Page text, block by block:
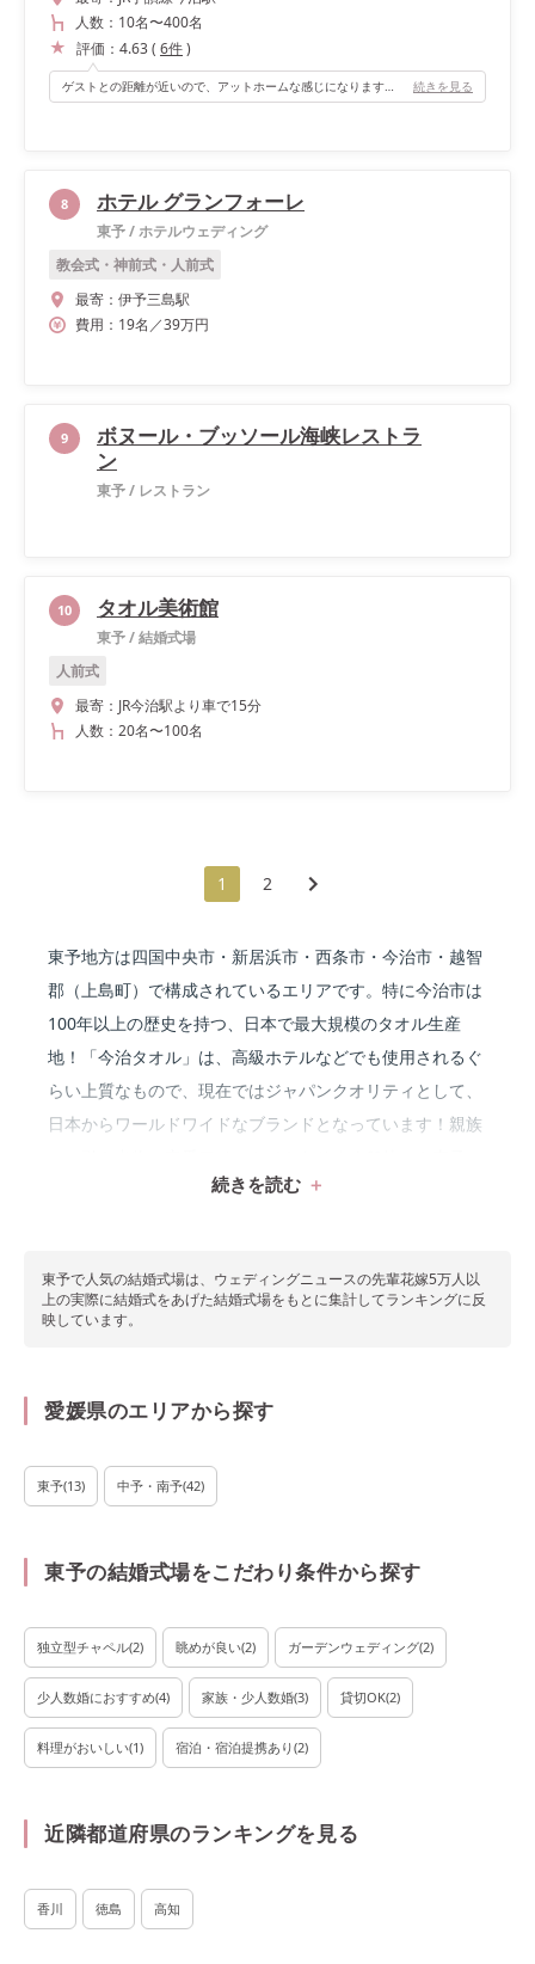
人数： 10名〜400名
評価： 4.63( 6件)
ゲストとの距離が近いので、アットホームな感じになります。 中庭側は全てガラス張りなので、昼は照明は必要としないぐらい明るいです。 明るいので、写真もナチュラルに柔らかい雰囲気で撮れます。 続きを見る
8
東予/ホテルウェディング
ホテル グランフォーレ
教会式・神前式・人前式
最寄： 伊予三島駅
費用： 19名 ／39万円
9
東予/ レストラン
ボヌール・ブッソール海峡レストラ
ン
10
東予/結婚式場
タオル美術館
人前式
最寄： JR今治駅より車で15分
人数： 20名〜100名
1 2
東予地方は四国中央市・新居浜市・西条市・今治市・越智
郡（上島町）で構成されているエリアです。特に今治市は
100年以上の歴史を持つ、日本で最大規模のタオル生産
地！「今治タオル」は、高級ホテルなどでも使用されるぐ
らい上質なもので、現在ではジャパンクオリティとして、
日本からワールドワイドなブランドとなっています！親族
リアには、四国の主要山系から瀬戸内海までの美しい景色
続きを読む
東予で人気の結婚式場は、ウェディングニュースの先輩花嫁5万人以
上の実際に結婚式をあげた結婚式場をもとに集計してランキングに反
映しています。
愛媛県のエリアから探す
東予(13) 中予・南予(42)
東予の結婚式場をこだわり条件から探す
独立型チャペル(2) 眺めが良い(2) ガーデンウェディング(2)
少人数婚におすすめ(4) 家族・少人数婚(3) 貸切OK(2)
料理がおいしい(1) 宿泊・宿泊提携あり(2)
近隣都道府県のランキングを見る
香川 徳島 高知